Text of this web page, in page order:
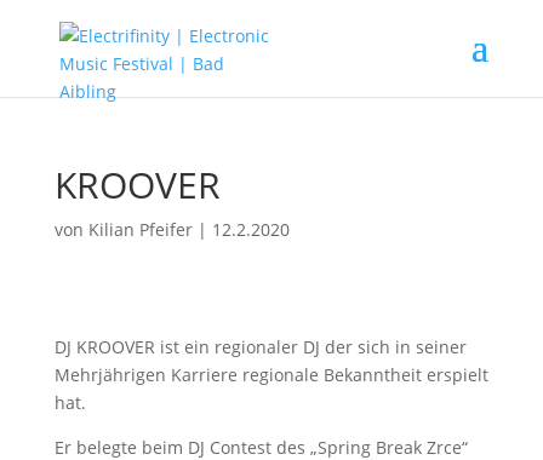
KROOVER
von Kilian Pfeifer| 12.2.2020
DJ KROOVER ist ein regionaler DJ der sich in seiner
Mehrjährigen Karriere regionale Bekanntheit erspielt
hat.
Er belegte beim DJ Contest des „Spring Break Zrce“